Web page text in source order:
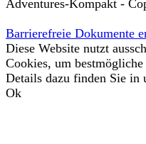
Adventures-Kompakt -
Barrierefreie Dokumente
Diese Website nutzt
Cookies, um
Details dazu finden Sie in
Ok